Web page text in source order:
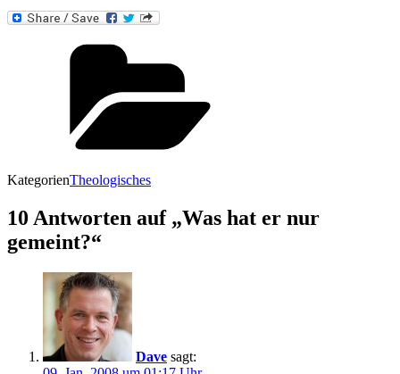
KategorienTheologisches
10 Antworten auf „Was hat er nur
gemeint?“
Dave sagt: